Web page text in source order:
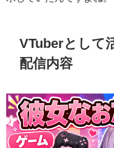
VTuberとして
配信内容